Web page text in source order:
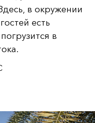
в окружении
есть
в